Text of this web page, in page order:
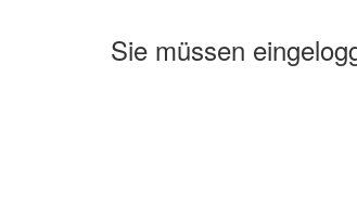
Sie müssen